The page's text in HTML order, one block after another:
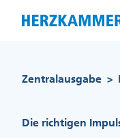
Zentralausgabe >
Die richtigen